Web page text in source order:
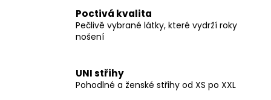
Poctivá kvalita
Pečlivě vybrané látky, které vydrží roky
nošení
UNI střihy
Pohodlné a ženské střihy od XS po XXL